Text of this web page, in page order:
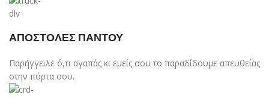
ΑΠΟΣΤΟΛΕΣ ΠΑΝΤΟΥ
Παρήγγειλε ό,τι αγαπάς κι εμείς σου το παραδίδουμε απευθείας
στην πόρτα σου.